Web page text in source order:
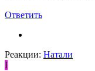
Ответить
Реакции: Натали
I